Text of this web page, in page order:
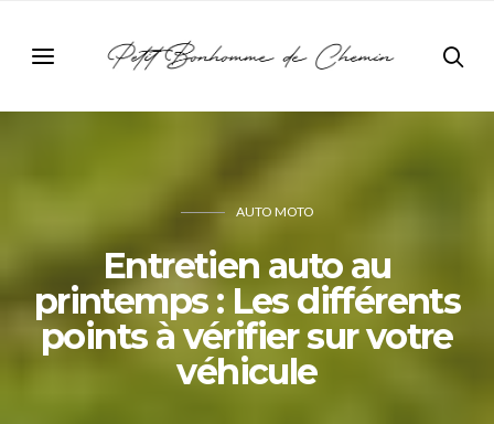
AUTO MOTO
Entretien auto au
printemps : Les différents
points à vérifier sur votre
véhicule